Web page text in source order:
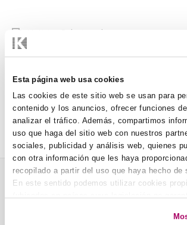
Esta página web usa cookies
Las cookies de este sitio web se usan para
contenido y los anuncios, ofrecer funciones
analizar el tráfico. Además, compartimos
uso que haga del sitio web con nuestros
sociales, publicidad y análisis web, quienes
con otra información que les haya
recopilado a partir del uso que haya hecho de
En este sentido podemos utilizar cookies
(ubicados en países cuya legislación no
preferencias, analizar tu uso de la web y
Noticias Relacionadas
14 août, 2024
Usine – Nouvelle ligne
fabrication de clapets coupe-feu
28 août, 2023
KOOLAIR, S.L.
NOS
Koolair